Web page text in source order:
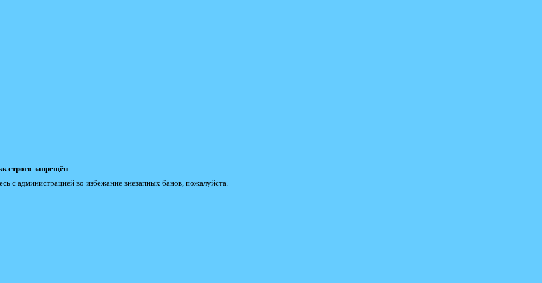
строго запрещён
с администрацией во избежание внезапных банов, пожалуйста.